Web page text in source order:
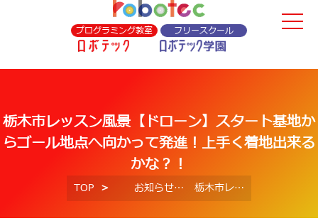
プログラミング教室 フリースクール
栃木市レッスン風景【ドローン】スタート基地か
らゴール地点へ向かって発進！上手く着地出来る
かな？！
TOP お知らせ 栃木市レッスン風景【ドローン】スタート基地からゴール地点へ向かって発進！上手く着地出来るかな？！